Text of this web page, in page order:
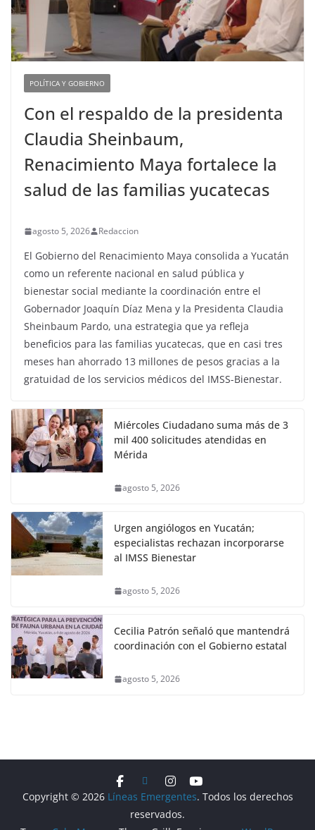
POLÍTICA Y GOBIERNO
Con el respaldo de la presidenta
Claudia Sheinbaum,
Renacimiento Maya fortalece la
salud de las familias yucatecas
agosto 5, 2026 Redaccion
El Gobierno del Renacimiento Maya consolida a Yucatán
como un referente nacional en salud pública y
bienestar social mediante la coordinación entre el
Gobernador Joaquín Díaz Mena y la Presidenta Claudia
Sheinbaum Pardo, una estrategia que ya refleja
beneficios para las familias yucatecas, que en casi tres
meses han ahorrado 13 millones de pesos gracias a la
gratuidad de los servicios médicos del IMSS-Bienestar.
Miércoles Ciudadano suma más de 3
mil 400 solicitudes atendidas en
Mérida
agosto 5, 2026
Urgen angiólogos en Yucatán;
especialistas rechazan incorporarse
al IMSS Bienestar
agosto 5, 2026
Cecilia Patrón señaló que mantendrá
coordinación con el Gobierno estatal
agosto 5, 2026
Copyright © 2026 Líneas Emergentes. Todos los derechos
reservados.